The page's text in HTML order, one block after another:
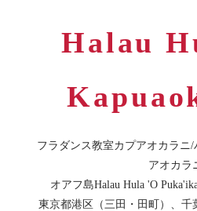
Halau
フラダンス教室カプアオカラニ
アオカラ
オアフ島Halau Hula 'O
東京都港区（三田・田町）、千